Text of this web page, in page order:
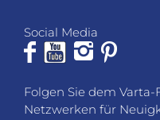
Social Media
Folgen Sie dem
Netzwerken für